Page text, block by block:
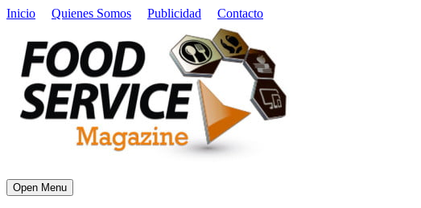
Inicio Quienes Somos Publicidad Contacto
Open Menu